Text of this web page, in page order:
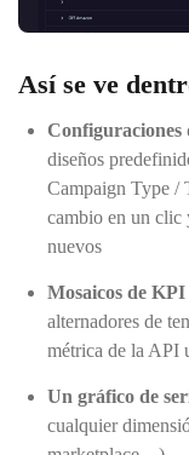
Así se ve
Configuraciones
diseños
Campaign Type /
cambio en un clic
nuevos
Mosaicos de
alternadores de
métrica de la API
Un gráfico de
cualquier